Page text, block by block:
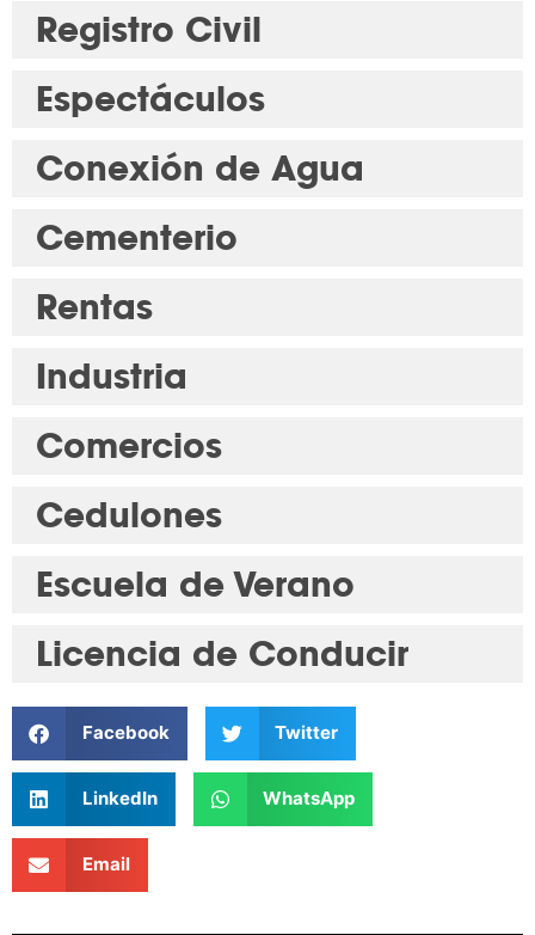
Registro Civil
Espectáculos
Conexión de Agua
Cementerio
Rentas
Industria
Comercios
Cedulones
Escuela de Verano
Licencia de Conducir
Facebook Twitter
LinkedIn WhatsApp
Email